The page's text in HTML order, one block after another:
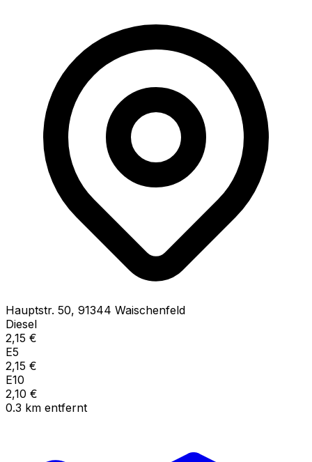
Hauptstr. 50, 91344 Waischenfeld
Diesel
2,15 €
E5
2,15 €
E10
2,10 €
0.3 km entfernt